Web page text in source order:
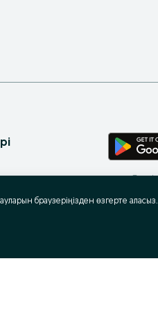
картасы
браузеріңізден өзгерте аласыз.